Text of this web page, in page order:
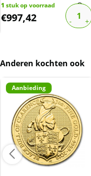
1 stuk op voorraad
€997,42
Anderen kochten ook
Aanbieding